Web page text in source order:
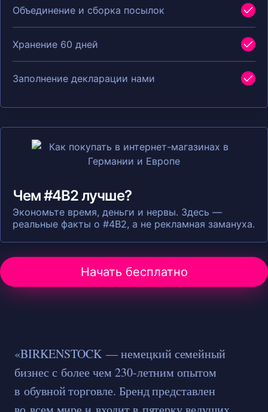
Объединение и сборка посылок
Хранение 60 дней
Заполнение декларации нами
Чем #4B2 лучше?
Экономьте время, деньги и нервы. Здесь —
реальные факты о #4B2, а не рекламная замануха.
Начать бесплатно
«BIRKENSTOCK — немецкий семейный
бизнес с более чем 230-летним опытом
в обувной торговле. Бренд представлен